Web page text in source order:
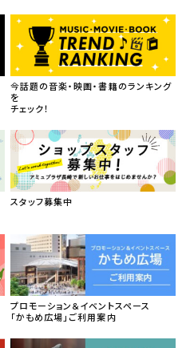
今話題の音楽・映画・書籍のランキング
を
チェック！
スタッフ募集中
プロモーション＆イベントスペース
「かもめ広場」ご利用案内